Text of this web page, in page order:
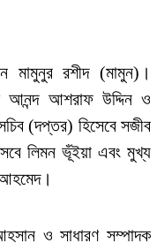
মামুনুর রশীদ (মামুন)।
আনন্দ আশরাফ উদ্দিন ও
(দপ্তর) হিসেবে সজীব
লিমন ভূঁইয়া এবং মুখ্য
ও সাধারণ সম্পাদক